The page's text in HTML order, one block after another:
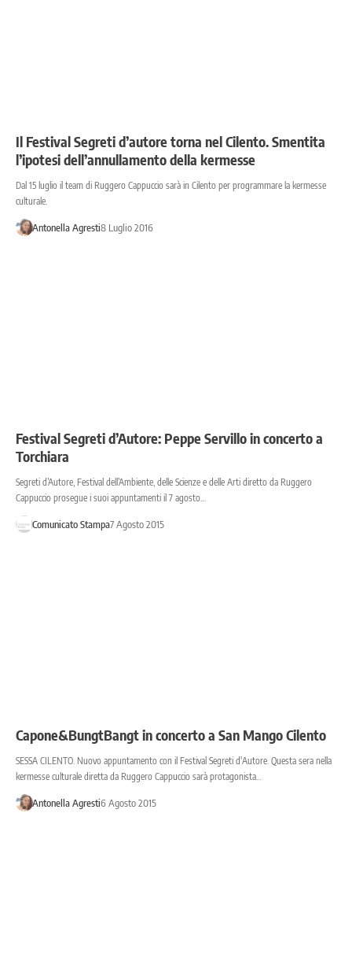
Il Festival Segreti d’autore torna nel Cilento. Smentita
l’ipotesi dell’annullamento della kermesse
Dal 15 luglio il team di Ruggero Cappuccio sarà in Cilento per programmare la kermesse
culturale.
Antonella Agresti8 Luglio 2016
Festival Segreti d’Autore: Peppe Servillo in concerto a
Torchiara
Segreti d’Autore, Festival dell’Ambiente, delle Scienze e delle Arti diretto da Ruggero
Cappuccio prosegue i suoi appuntamenti il 7 agosto…
Comunicato Stampa7 Agosto 2015
Capone&BungtBangt in concerto a San Mango Cilento
SESSA CILENTO. Nuovo appuntamento con il Festival Segreti d'Autore. Questa sera nella
kermesse culturale diretta da Ruggero Cappuccio sarà protagonista…
Antonella Agresti6 Agosto 2015